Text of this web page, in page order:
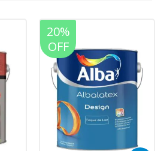
20%
OFF